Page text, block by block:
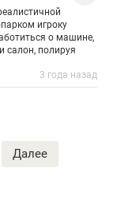
игроку
о машине,
салон, полируя
3 года назад
Далее